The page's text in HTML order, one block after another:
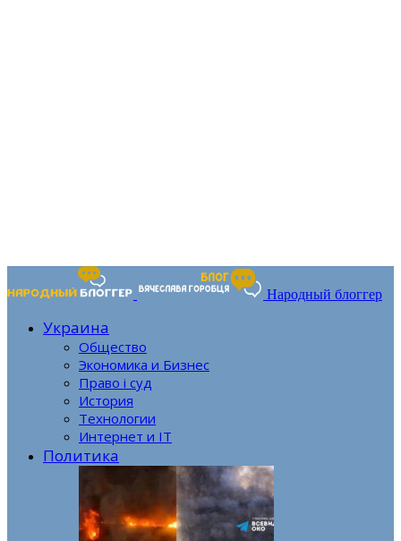
Народный блоггер
Украина
Общество
Экономика и Бизнес
Право і суд
История
Технологии
Интернет и IT
Политика